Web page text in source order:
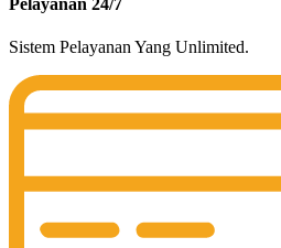
Sistem Pelayanan Yang Unlimited.